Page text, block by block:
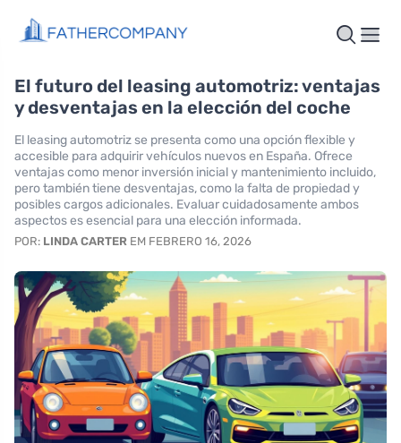
El futuro del leasing automotriz: ventajas
y desventajas en la elección del coche
El leasing automotriz se presenta como una opción flexible y
accesible para adquirir vehículos nuevos en España. Ofrece
ventajas como menor inversión inicial y mantenimiento incluido,
pero también tiene desventajas, como la falta de propiedad y
posibles cargos adicionales. Evaluar cuidadosamente ambos
aspectos es esencial para una elección informada.
POR: LINDA CARTER EM FEBRERO 16, 2026